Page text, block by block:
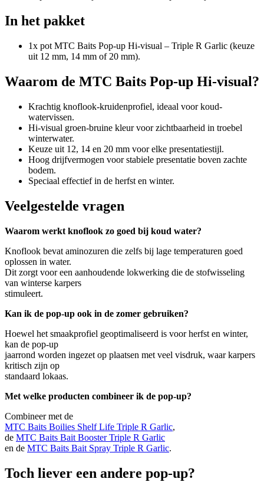
In het pakket
1x pot MTC Baits Pop-up Hi-visual – Triple R Garlic (keuze
uit 12 mm, 14 mm of 20 mm).
Waarom de MTC Baits Pop-up Hi-visual?
Krachtig knoflook-kruidenprofiel, ideaal voor koud-
watervissen.
Hi-visual groen-bruine kleur voor zichtbaarheid in troebel
winterwater.
Keuze uit 12, 14 en 20 mm voor elke presentatiestijl.
Hoog drijfvermogen voor stabiele presentatie boven zachte
bodem.
Speciaal effectief in de herfst en winter.
Veelgestelde vragen
Waarom werkt knoflook zo goed bij koud water?
Knoflook bevat aminozuren die zelfs bij lage temperaturen goed
oplossen in water.
Dit zorgt voor een aanhoudende lokwerking die de stofwisseling
van winterse karpers
stimuleert.
Kan ik de pop-up ook in de zomer gebruiken?
Hoewel het smaakprofiel geoptimaliseerd is voor herfst en winter,
kan de pop-up
jaarrond worden ingezet op plaatsen met veel visdruk, waar karpers
kritisch zijn op
standaard lokaas.
Met welke producten combineer ik de pop-up?
Combineer met de
MTC Baits Boilies Shelf Life Triple R Garlic,
de MTC Baits Bait Booster Triple R Garlic
en de MTC Baits Bait Spray Triple R Garlic.
Toch liever een andere pop-up?